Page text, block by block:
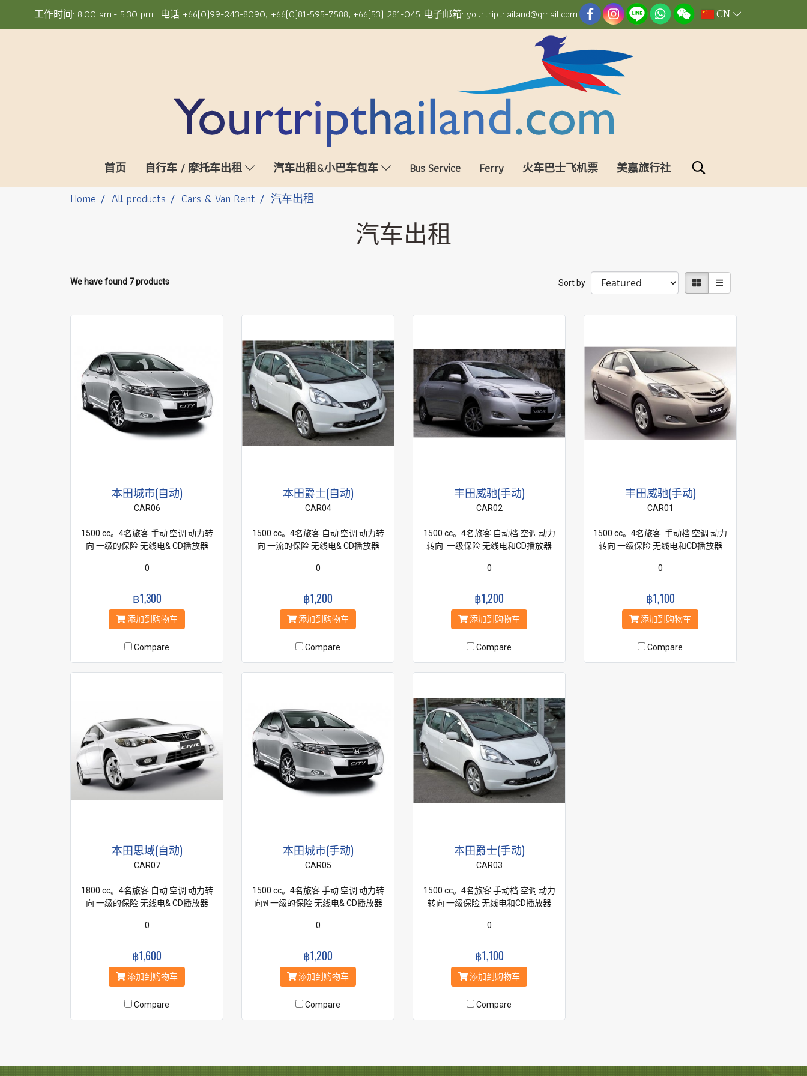
工作时间: 8.00 am.- 5.30 pm. 电话 +66(0)99-243-8090, +66(0)81-595-7588, +66(53) 281-045 电子邮箱: yourtripthailand@gmail.com CN
首页 自行车 / 摩托车出租 汽车出租&小巴车包车 Bus Service Ferry 火车巴士飞机票
美嘉旅行社
Home
All products Cars & Van Rent 汽车出租
汽车出租
We have found 7 products Sort by
本田城市(自动)
CAR06
1500 cc。4名旅客 手动 空调 动力转
向 一级的保险 无线电& CD播放器
0
฿1,300
添加到购物车
Compare
本田爵士(自动)
CAR04
1500 cc。4名旅客 自动 空调 动力转
向 一流的保险 无线电& CD播放器
0
฿1,200
添加到购物车
Compare
丰田威驰(手动)
CAR02
1500 cc。4名旅客 自动档 空调 动力
转向 一级保险 无线电和CD播放器
0
฿1,200
添加到购物车
Compare
丰田威驰(手动)
CAR01
1500 cc。4名旅客 手动档 空调 动力
转向 一级保险 无线电和CD播放器
0
฿1,100
添加到购物车
Compare
本田思域(自动)
CAR07
1800 cc。4名旅客 自动 空调 动力转
向 一级的保险 无线电& CD播放器
0
฿1,600
添加到购物车
Compare
本田城市(手动)
CAR05
1500 cc。4名旅客 手动 空调 动力转
向ฟ 一级的保险 无线电& CD播放器
0
฿1,200
添加到购物车
Compare
本田爵士(手动)
CAR03
1500 cc。4名旅客 手动档 空调 动力
转向 一级保险 无线电和CD播放器
0
฿1,100
添加到购物车
Compare